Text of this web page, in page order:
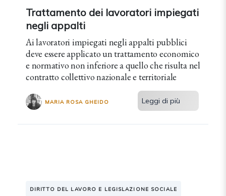
Trattamento dei lavoratori impiegati
negli appalti
Ai lavoratori impiegati negli appalti pubblici
deve essere applicato un trattamento economico
e normativo non inferiore a quello che risulta nel
contratto collettivo nazionale e territoriale
MARIA ROSA GHEIDO Leggi di più
DIRITTO DEL LAVORO E LEGISLAZIONE SOCIALE